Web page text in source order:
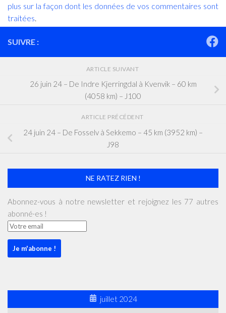
plus sur la façon dont les données de vos commentaires sont
traitées
SUIVRE :
ARTICLE SUIVANT
26 juin 24 – De Indre Kjerringdal à Kvenvik – 60 km
(4058 km) – J100
ARTICLE PRÉCÉDENT
24 juin 24 – De Fosselv à Sekkemo – 45 km (3952 km) –
J98
NE RATEZ RIEN !
Abonnez-vous à notre newsletter et rejoignez les 77 autres
abonné·es !
juillet 2024